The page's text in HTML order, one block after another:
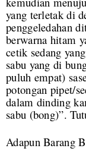
yang terletak di
penggeledahan
berwarna hitam
cetik sedang
sabu yang di
puluh empat)
potongan pipet/
dalam dinding
sabu (bong)”.
Adapun Barang